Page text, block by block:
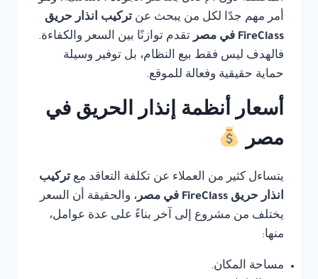
أمر مهم جدًا لكل من يبحث عن تركيب انذار حريق
FireClass في مصر
تقدم توازنًا بين السعر والكفاءة.
فالهدف ليس فقط بيع النظام، بل توفير وسيلة
حماية حقيقية وفعالة للموقع.
أسعار أنظمة إنذار الحريق في
مصر
يتساءل كثير من العملاء عن تكلفة التعاقد مع تركيب
انذار حريق FireClass في مصر
، والحقيقة أن السعر
يختلف من مشروع إلى آخر بناءً على عدة عوامل،
منها:
مساحة المكان.